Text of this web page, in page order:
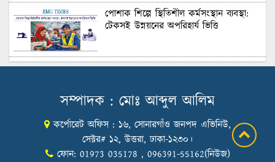
পোশাক শিল্পে স্থিতিশীল কর্মসংস্থান ব্যবস্থা:
টেকসই উন্নয়নের অপরিহার্য ভিত্তি
শুল্কের দেয়াল ভাঙার সুযোগ: মার্কিন বাজারে
Honoring Excellence: Texstream
Fashion Ltd. Rewards Best Workers–
2026
সম্পাদক : মোঃ আব্দুল আলিম
কর্পোরেট অফিস : ১৬, সোনারগাঁও জনপদ এভিনিউ,
সেক্টর# ১২, উত্তরা, ঢাকা-১২৩০।
ফোন: 01973 035178 , 096391-55162(নিউজ)